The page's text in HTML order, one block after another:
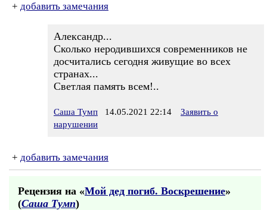
+ добавить замечания
Александр...
Сколько неродившихся современников не
досчитались сегодня живущие во всех
странах...
Светлая память всем!..
Саша Тумп 14.05.2021 22:14
Заявить о
нарушении
+ добавить замечания
Рецензия на «Мой дед погиб. Воскрешение»
(Саша Тумп)